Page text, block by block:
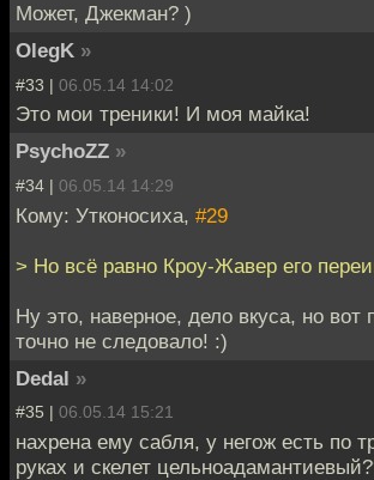
Может, Джекман? )
OlegK »
#33 | 06.05.14 14:02
Это мои треники! И моя майка!
PsychoZZ »
#34 | 06.05.14 14:29
Кому: Утконосиха, #29
> Но всё равно Кроу-Жавер его
Ну это, наверное, дело вкуса, но вот
точно не следовало! :)
Dedal »
#35 | 06.05.14 15:21
нахрена ему сабля, у негож есть по
руках и скелет